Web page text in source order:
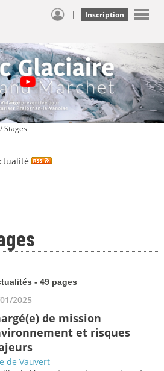
| Inscription
Stages
- 49 pages
2025
de mission
et risques
de Vauvert